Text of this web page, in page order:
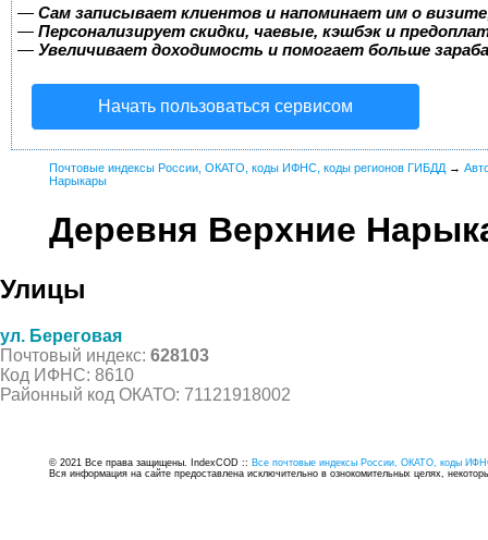
— Сам записывает клиентов и напоминает им о
— Персонализирует скидки, чаевые, кэшбэк и
— Увеличивает доходимость и помогает больше
Начать пользоваться сервисом
Почтовые индексы России, ОКАТО, коды ИФНС, коды регионов ГИБДД →
Нарыкары
Деревня Верхние
Улицы
ул. Береговая
Почтовый индекс: 628103
Код ИФНС: 8610
Районный код ОКАТО: 71121918002
© 2021 Все права защищены. IndexCOD :: Все почтовые индексы России, ОКАТО, коды
Вся информация на сайте предоставлена исключительно в ознокомительных целях,